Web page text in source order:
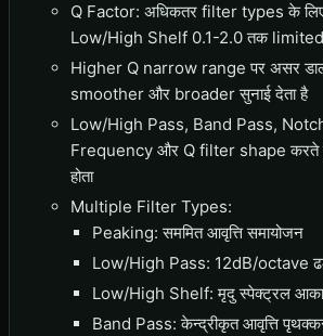
Q Factor: अधिकतर filter types के
Low/High Shelf 0.1-2.0 तक limited
Higher Q narrow range पर असर
smoother और broader सुनाई देता है
Low/High Pass, Band Pass,
Frequency और Q filter shape करते
होता
Multiple Filter Types:
Peaking: सममित आवृत्ति समायोजन
Low/High Pass: 12dB/octave
Low/High Shelf: मृदु स्पेक्ट्रल
Band Pass: केन्द्रीकृत आवृत्ति